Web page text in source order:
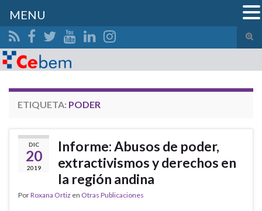
el
Search for:
ETIQUETA: PODER
DIC
20
2019
Informe: Abusos de poder,
extractivismos y derechos en
la región andina
PorRoxana Ortiz en Otras Publicaciones
MENU